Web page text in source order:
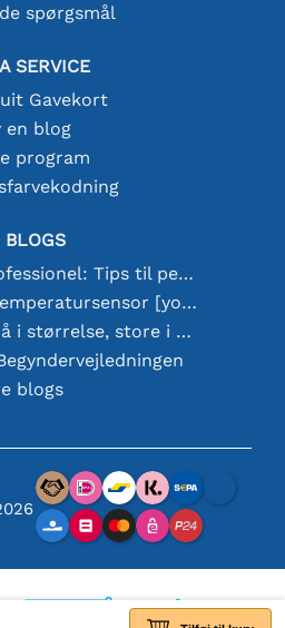
spørgsmål
SERVICE
Gavekort
en blog
program
BLOGS
Lodning som en professionel: Tips til perfekte elektroniske forbindelser
Valg af den rigtige temperatursensor [youtube]
18650 Batterier: Små i størrelse, store i ydeevne
blogs